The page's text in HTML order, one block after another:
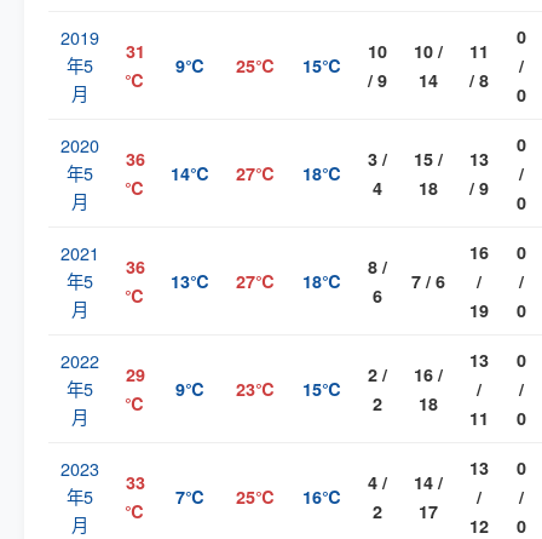
2019
年5
月
31
℃
9℃ 25℃ 15℃
10
/ 9
10 /
14
11
/ 8
0
/
0
2020
年5
月
36
℃
14℃ 27℃ 18℃
3 /
4
15 /
18
13
/ 9
0
/
0
2021
年5
月
36
℃
13℃ 27℃ 18℃
8 /
6
7 / 6
16
/
19
0
/
0
2022
年5
月
29
℃
9℃ 23℃ 15℃
2 /
2
16 /
18
13
/
11
0
/
0
2023
年5
月
33
℃
7℃ 25℃ 16℃
4 /
2
14 /
17
13
/
12
0
/
0